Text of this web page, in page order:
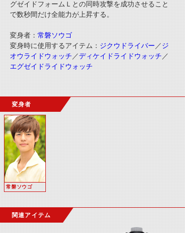
グゼイドフォームＬとの同時攻撃を成功させること
で数秒間だけ全能力が上昇する。
変身者： 常磐ソウゴ
変身時に使用するアイテム： ジクウドライバー ／ジ
オウライドウォッチ ／ディケイドライドウォッチ ／
エグゼイドライドウォッチ
変身者
常磐ソウゴ
関連アイテム